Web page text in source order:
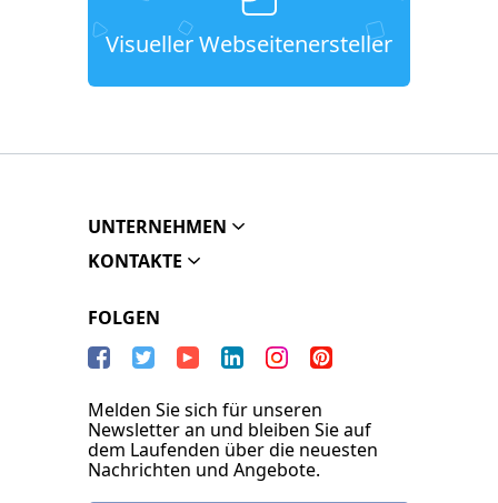
Visueller Webseitenersteller
UNTERNEHMEN
KONTAKTE
FOLGEN
Melden Sie sich für unseren
Newsletter an und bleiben Sie auf
dem Laufenden über die neuesten
Nachrichten und Angebote.